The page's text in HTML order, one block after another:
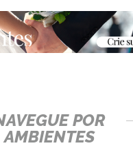
POR
AMBIENTES